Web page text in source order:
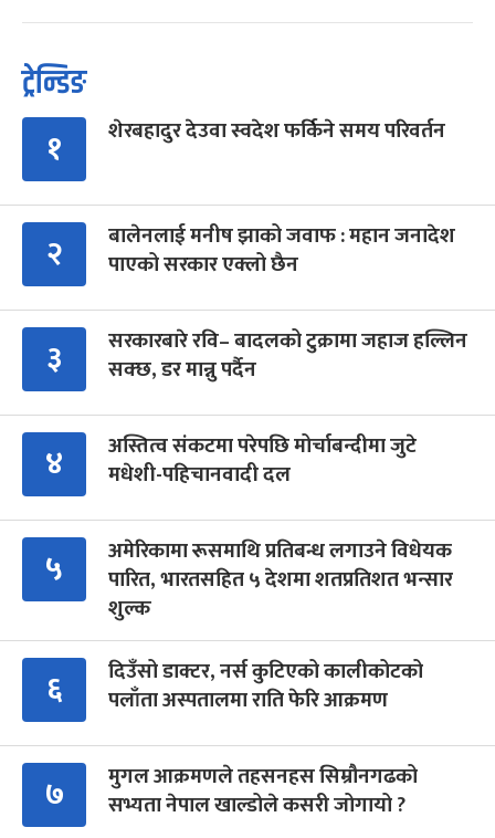
ट्रेन्डिङ
१ शेरबहादुर देउवा स्वदेश फर्किने समय परिवर्तन
२
बालेनलाई मनीष झाको जवाफ : महान जनादेश
पाएको सरकार एक्लो छैन
३
सरकारबारे रवि– बादलको टुक्रामा जहाज हल्लिन
सक्छ, डर मान्नु पर्दैन
४
अस्तित्व संकटमा परेपछि मोर्चाबन्दीमा जुटे
मधेशी-पहिचानवादी दल
५
अमेरिकामा रूसमाथि प्रतिबन्ध लगाउने विधेयक
पारित, भारतसहित ५ देशमा शतप्रतिशत भन्सार
शुल्क
६
दिउँसो डाक्टर, नर्स कुटिएको कालीकोटको
पलाँता अस्पतालमा राति फेरि आक्रमण
७
मुगल आक्रमणले तहसनहस सिम्रौनगढको
सभ्यता नेपाल खाल्डोले कसरी जोगायो ?